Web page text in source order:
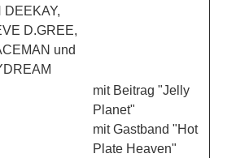
DEEKAY,
D.GREE,
und
mit Beitrag "Jelly
Planet"
mit Gastband "Hot
Plate Heaven"